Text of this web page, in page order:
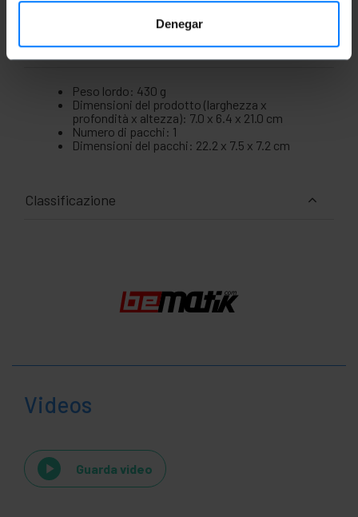
Denegar
Misure e pesi
Peso lordo: 430 g
Dimensioni del prodotto (larghezza x
profondità x altezza): 7.0 x 6.4 x 21.0 cm
Numero di pacchi: 1
Dimensioni del pacchi: 22.2 x 7.5 x 7.2 cm
Classificazione
Videos
Guarda video